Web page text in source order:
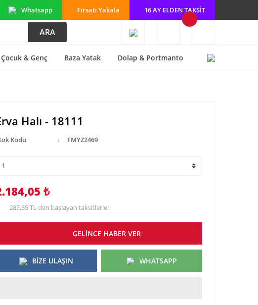
Whatsapp Fırsatı Yakala 16 AY ELDEN TAKSİT
ARA
Çocuk & Genç Baza Yatak Dolap & Portmanto
Halı - 18111
Kodu FMYZ2469
₺
287,35 TL den başlayan taksitlerle!
GELİNCE HABER VER
BİZE ULAŞIN WHATSAPP